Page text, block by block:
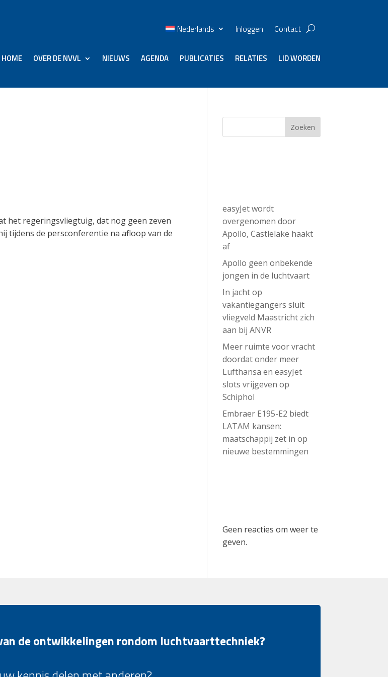
Nederlands Inloggen Contact
HOME OVER DE NVVL NIEUWS AGENDA PUBLICATIES RELATIES LID WORDEN
het regeringsvliegtuig, dat nog geen zeven
tijdens de persconferentie na afloop van de
Zoeken
easyJet wordt
overgenomen door
Apollo, Castlelake haakt
af
Apollo geen onbekende
jongen in de luchtvaart
In jacht op
vakantiegangers sluit
vliegveld Maastricht zich
aan bij ANVR
Meer ruimte voor vracht
doordat onder meer
Lufthansa en easyJet
slots vrijgeven op
Schiphol
Embraer E195-E2 biedt
LATAM kansen:
maatschappij zet in op
nieuwe bestemmingen
Geen reacties om weer te
geven.
de ontwikkelingen rondom luchtvaarttechniek?